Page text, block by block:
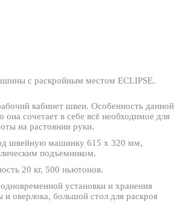
с раскройным местом ECLIPSE.
кабинет швеи. Особенность данной
она сочетает в себе всё необходимое для
на растоянии руки.
швейную машинку 615 х 320 мм,
подъемником.
20 кг, 500 ньютонов.
установки и хранения
оверлока, большой стол для раскроя